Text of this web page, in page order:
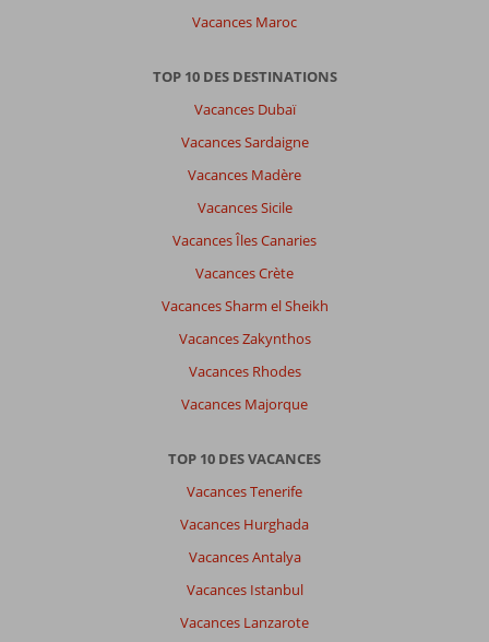
Vacances Maroc
TOP 10 DES DESTINATIONS
Vacances Dubaï
Vacances Sardaigne
Vacances Madère
Vacances Sicile
Vacances Îles Canaries
Vacances Crète
Vacances Sharm el Sheikh
Vacances Zakynthos
Vacances Rhodes
Vacances Majorque
TOP 10 DES VACANCES
Vacances Tenerife
Vacances Hurghada
Vacances Antalya
Vacances Istanbul
Vacances Lanzarote